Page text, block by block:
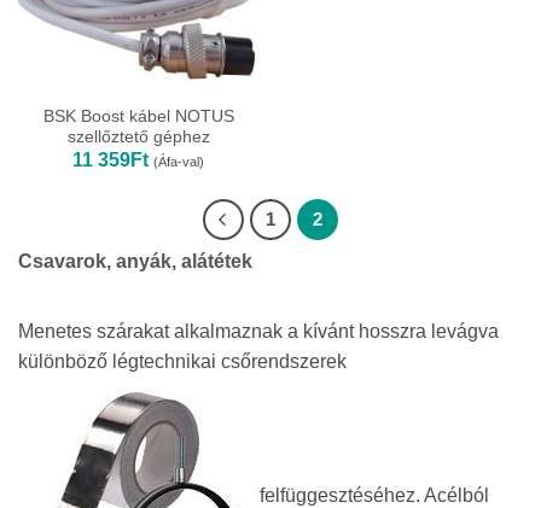
BSK Boost kábel NOTUS
szellőztető géphez
11 359Ft (Áfa-val)
1 2
Csavarok, anyák, alátétek
Menetes szárakat alkalmaznak a kívánt hosszra levágva
különböző légtechnikai csőrendszerek
felfüggesztéséhez. Acélból